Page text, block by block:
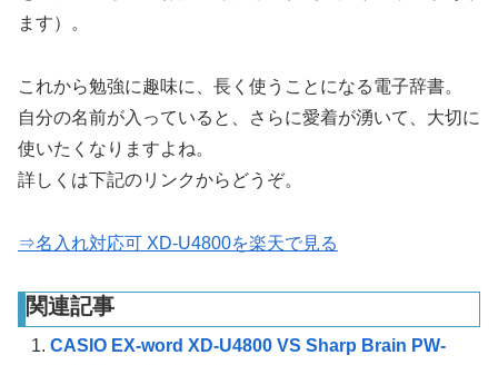
ます）。
これから勉強に趣味に、長く使うことになる電子辞書。
自分の名前が入っていると、さらに愛着が湧いて、大切に
使いたくなりますよね。
詳しくは下記のリンクからどうぞ。
⇒名入れ対応可 XD-U4800を楽天で見る
関連記事
CASIO EX-word XD-U4800 VS Sharp Brain PW-